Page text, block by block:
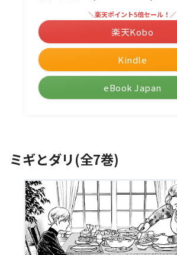
Kindle
＼楽天ポイント5倍セール！／
楽天Kobo
eBook Japan
ミギとダリ(全7巻)